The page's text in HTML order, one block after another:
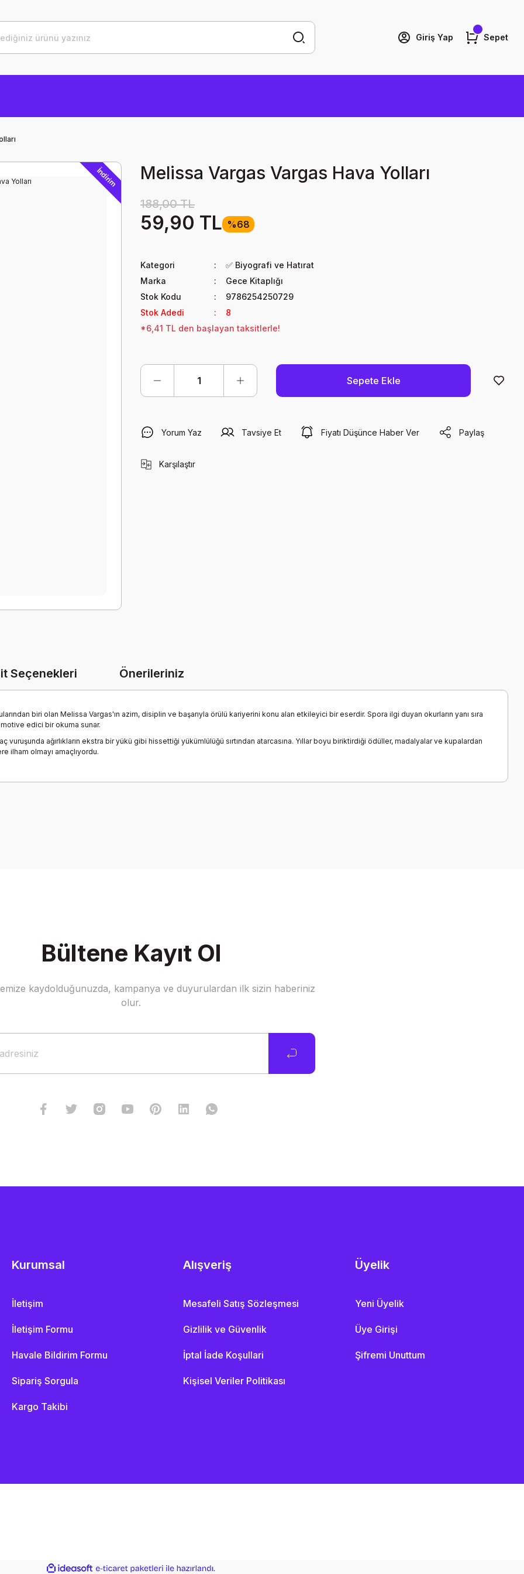
Giriş Yap Sepet
İndirim Melissa Vargas Vargas Hava Yolları
188,00 TL
59,90 TL %68
Kategori
✅ Biyografi ve Hatırat
Marka
Gece Kitaplığı
Stok Kodu
9786254250729
Stok Adedi
8
*6,41 TL den başlayan taksitlerle!
Sepete Ekle
Yorum Yaz Tavsiye Et Fiyatı Düşünce Haber Ver Paylaş
Karşılaştır
Seçenekleri Önerileriniz
biri olan Melissa Vargas'ın azim, disiplin ve başarıyla örülü kariyerini konu alan etkileyici bir eserdir. Spora ilgi duyan okurların yanı sıra
edici bir okuma sunar.
vuruşunda ağırlıkların ekstra bir yükü gibi hissettiği yükümlülüğü sırtından atarcasına. Yıllar boyu biriktirdiği ödüller, madalyalar ve kupalardan
ilham olmayı amaçlıyordu.
Gönder
Bültene Kayıt Ol
kaydolduğunuzda, kampanya ve duyurulardan ilk sizin haberiniz
olur.
Kurumsal
İletişim
İletişim Formu
Havale Bildirim Formu
Sipariş Sorgula
Kargo Takibi
Alışveriş
Mesafeli Satış Sözleşmesi
Gizlilik ve Güvenlik
İptal İade Koşullari
Kişisel Veriler Politikası
Üyelik
Yeni Üyelik
Üye Girişi
Şifremi Unuttum
ideasoft e-